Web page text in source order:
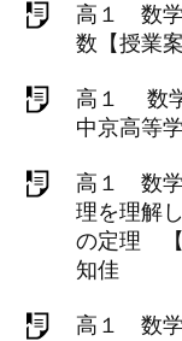
高１ 数
数【授業
高１ 数
中京高等
高１ 数学
理を理解
の定理
知佳
高１ 数